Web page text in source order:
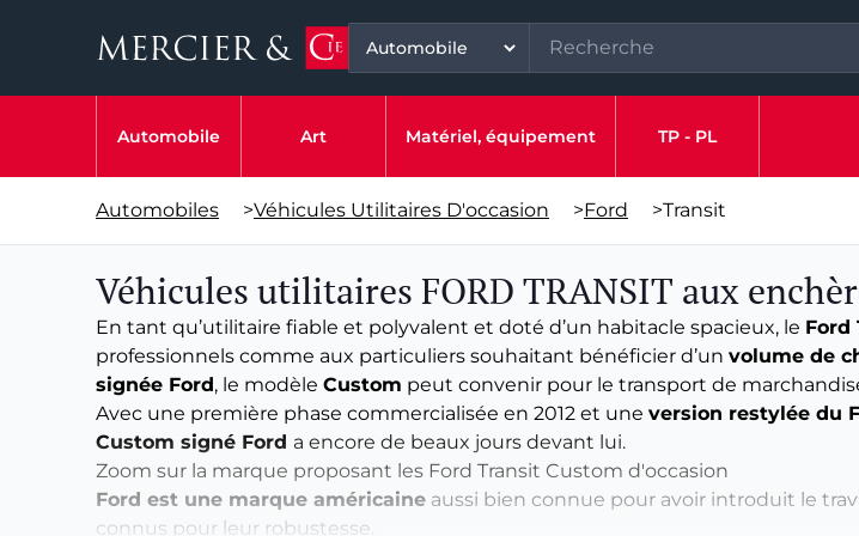
Automobile Art Matériel, équipement TP - PL
Automobiles >Véhicules Utilitaires D'occasion >Ford >Transit
Véhicules utilitaires FORD TRANSIT aux
En tant qu’utilitaire fiable et polyvalent et doté d’un habitacle spacieux, le Ford
professionnels comme aux particuliers souhaitant bénéficier d’un volume de
signée Ford, le modèle Custom peut convenir pour le transport de
Avec une première phase commercialisée en 2012 et une version restylée du
Custom signé Ford a encore de beaux jours devant lui.
Zoom sur la marque proposant les Ford Transit Custom d'occasion
Ford est une marque américaine aussi bien connue pour avoir introduit le
connus pour leur robustesse.